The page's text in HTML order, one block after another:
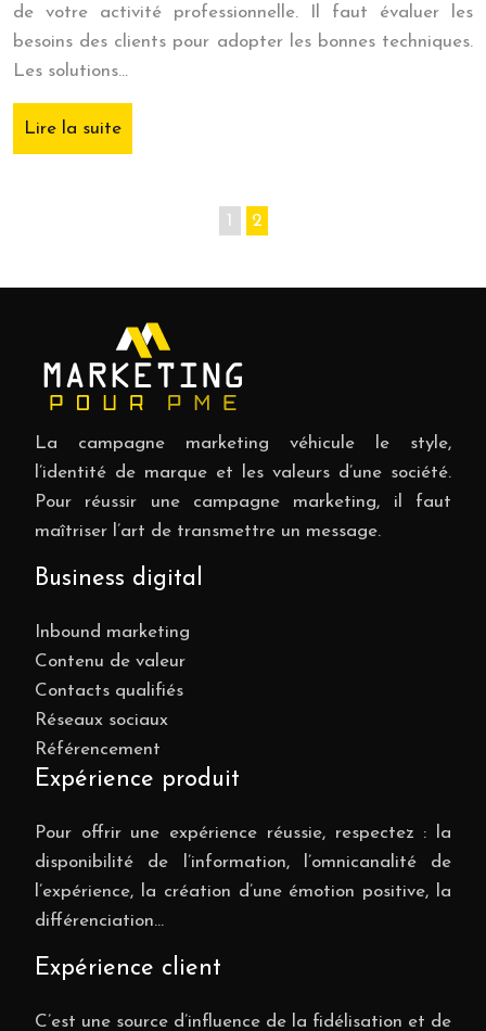
de votre activité professionnelle. Il faut évaluer les
besoins des clients pour adopter les bonnes techniques.
Les solutions…
Lire la suite
1 2
La campagne marketing véhicule le style,
l’identité de marque et les valeurs d’une société.
Pour réussir une campagne marketing, il faut
maîtriser l’art de transmettre un message.
Business digital
Inbound marketing
Contenu de valeur
Contacts qualifiés
Réseaux sociaux
Référencement
Expérience produit
Pour offrir une expérience réussie, respectez : la
disponibilité de l’information, l’omnicanalité de
l’expérience, la création d’une émotion positive, la
différenciation…
Expérience client
C’est une source d’influence de la fidélisation et de